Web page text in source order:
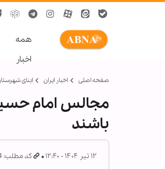
همه
اخبار
صفحه اصلی اخبار ایران ابنای
مجالس امام
باشند
۱۲ تیر ۱۴۰۴ - ۱۲:۴۰ کد مطلب: 1704504